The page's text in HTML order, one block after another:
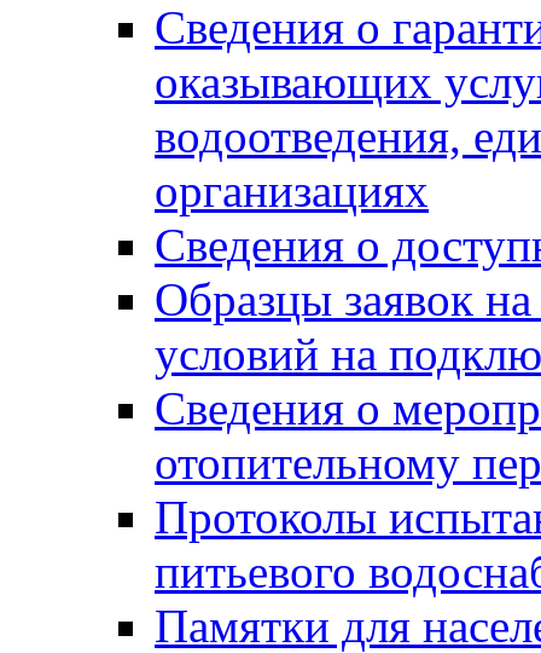
Сведения о
оказывающих
водоотведения,
организациях
Сведения о
Образцы заявок
условий на
Сведения о
отопительному
Протоколы
питьевого
Памятки для